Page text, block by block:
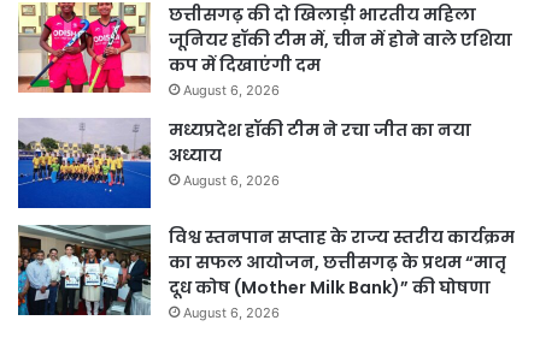
छत्तीसगढ़ की दो खिलाड़ी भारतीय महिला
जूनियर हॉकी टीम में, चीन में होने वाले एशिया
कप में दिखाएंगी दम
August 6, 2026
मध्यप्रदेश हॉकी टीम ने रचा जीत का नया
अध्याय
August 6, 2026
विश्व स्तनपान सप्ताह के राज्य स्तरीय कार्यक्रम
का सफल आयोजन, छत्तीसगढ़ के प्रथम “मातृ
दूध कोष (Mother Milk Bank)” की घोषणा
August 6, 2026